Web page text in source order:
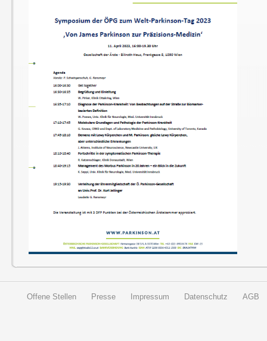
Offene Stellen Presse Impressum Datenschutz AGB